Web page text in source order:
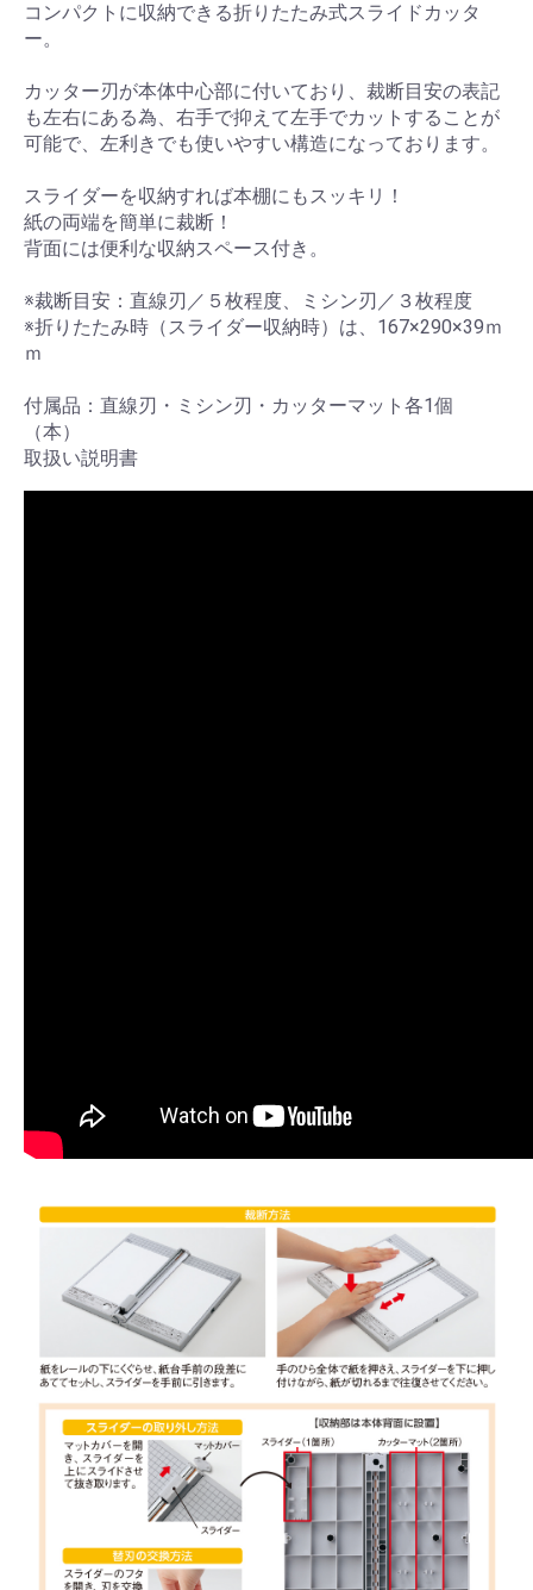
コンパクトに収納できる折りたたみ式スライドカッタ
ー。
カッター刃が本体中心部に付いており、裁断目安の表記
も左右にある為、右手で抑えて左手でカットすることが
可能で、左利きでも使いやすい構造になっております。
スライダーを収納すれば本棚にもスッキリ！
紙の両端を簡単に裁断！
背面には便利な収納スペース付き。
※裁断目安：直線刃／５枚程度、ミシン刃／３枚程度
※折りたたみ時（スライダー収納時）は、167×290×39ｍ
ｍ
付属品：直線刃・ミシン刃・カッターマット各1個
（本）
取扱い説明書